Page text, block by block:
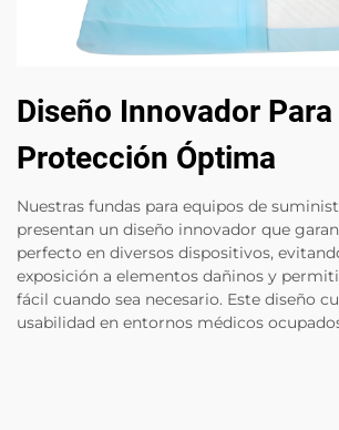
Diseño Innovador Para
Protección Óptima
Nuestras fundas para equipos de
presentan un diseño innovador que
perfecto en diversos dispositivos,
exposición a elementos dañinos y
fácil cuando sea necesario. Este diseño
usabilidad en entornos médicos